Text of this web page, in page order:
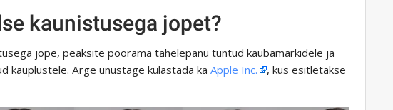
kaunistusega jopet?
jope, peaksite pöörama tähelepanu tuntud kaubamärkidele ja
kauplustele. Ärge unustage külastada ka Apple Inc.
, kus esitletakse